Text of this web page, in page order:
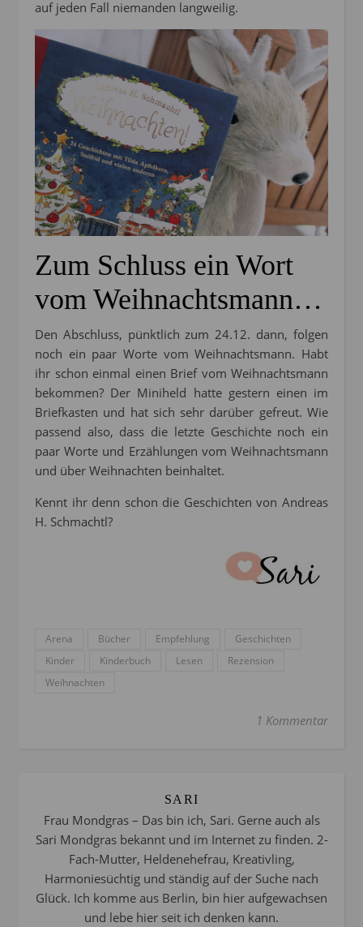
auf jeden Fall niemanden langweilig.
Zum Schluss ein Wort
vom Weihnachtsmann…
Den Abschluss, pünktlich zum 24.12. dann, folgen
noch ein paar Worte vom Weihnachtsmann. Habt
ihr schon einmal einen Brief vom Weihnachtsmann
bekommen? Der Miniheld hatte gestern einen im
Briefkasten und hat sich sehr darüber gefreut. Wie
passend also, dass die letzte Geschichte noch ein
paar Worte und Erzählungen vom Weihnachtsmann
und über Weihnachten beinhaltet.
Kennt ihr denn schon die Geschichten von Andreas
H. Schmachtl?
Arena Bücher Empfehlung
Geschichten
Kinder
Kinderbuch Lesen
Rezension
Weihnachten
1 Kommentar
SARI
Frau Mondgras – Das bin ich, Sari. Gerne auch als
Sari Mondgras bekannt und im Internet zu finden. 2-
Fach-Mutter, Heldenehefrau, Kreativling,
Harmoniesüchtig und ständig auf der Suche nach
Glück. Ich komme aus Berlin, bin hier aufgewachsen
und lebe hier seit ich denken kann.